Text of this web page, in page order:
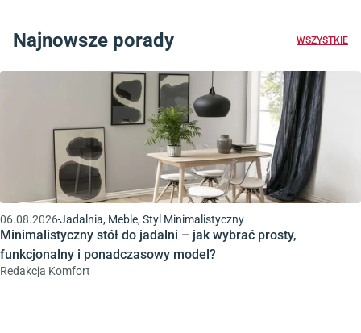
Najnowsze porady WSZYSTKIE
06.08.2026Jadalnia, Meble, Styl Minimalistyczny
Minimalistyczny stół do jadalni – jak wybrać prosty,
funkcjonalny i ponadczasowy model?
Redakcja Komfort